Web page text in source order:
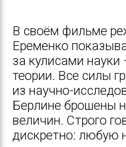
В своём фильме
Еременко
за кулисами
теории. Все силы
из научно-
Берлине брошены
величин. Строго
дискретно: любую